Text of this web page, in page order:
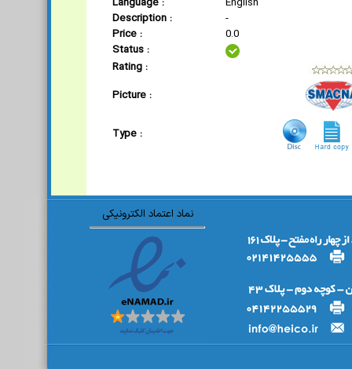
Language :
English
Description :
-
Price :
0.0
Status :
Rating :
Picture :
Type :
نماد اعتماد الکترونیکی